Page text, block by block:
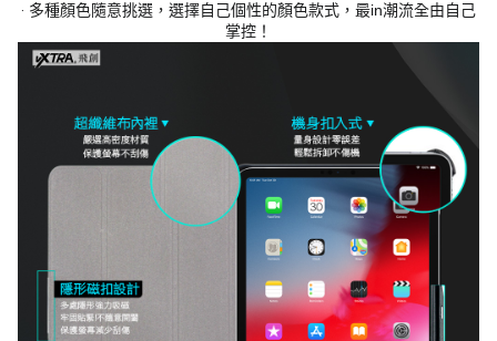
‧ 多種顏色隨意挑選，選擇自己個性的顏色款式，最in潮流全由自己
掌控！